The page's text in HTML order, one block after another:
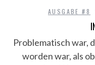
AUSGABE #8
Problematisch war,
worden war, als